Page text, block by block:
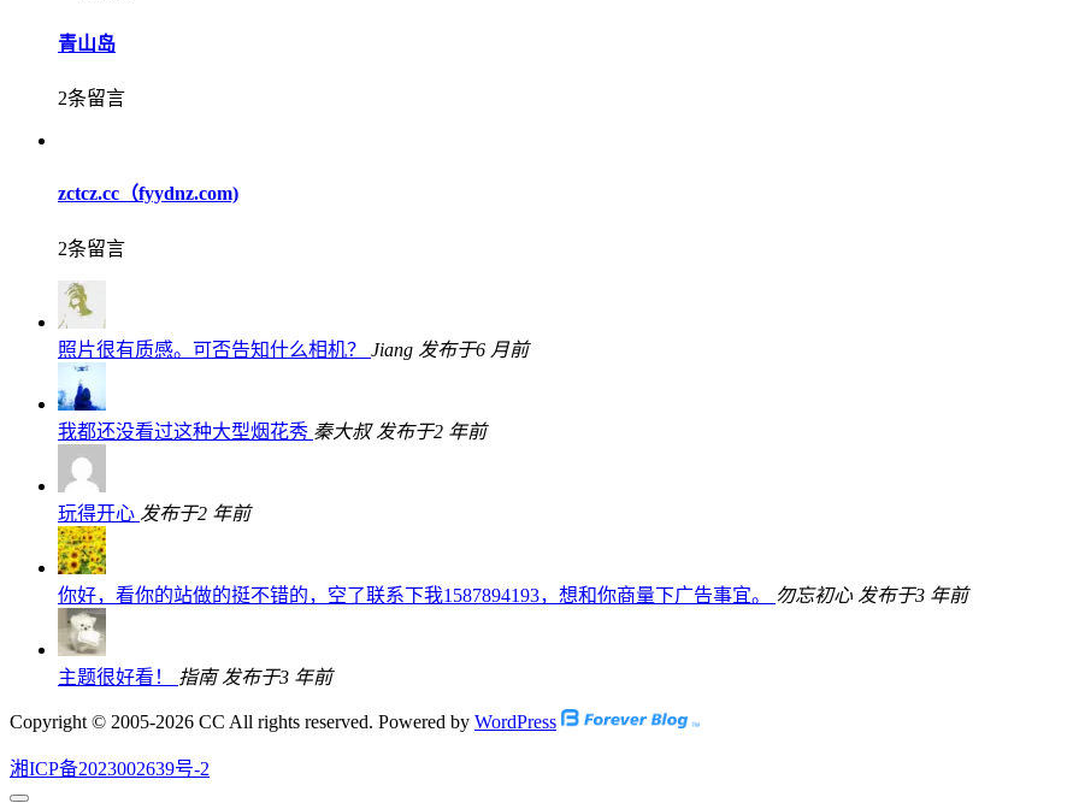
青山岛
2条留言
zctcz.cc（fyydnz.com)
2条留言
照片很有质感。可否告知什么相机？ Jiang 发布于6 月前
我都还没看过这种大型烟花秀 秦大叔 发布于2 年前
玩得开心 发布于2 年前
你好，看你的站做的挺不错的，空了联系下我1587894193，想和你商量下广告事宜。 勿忘初心 发布于3 年前
主题很好看！ 指南 发布于3 年前
Copyright © 2005-2026 CC All rights reserved. Powered by WordPress
湘ICP备2023002639号-2